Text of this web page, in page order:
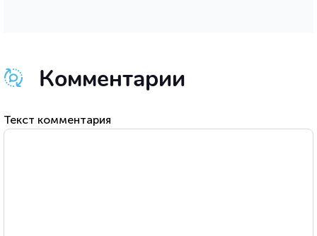
Комментарии
Текст комментария